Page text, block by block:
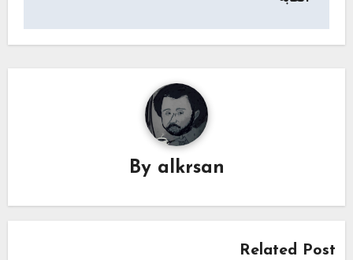
By alkrsan
Related Post